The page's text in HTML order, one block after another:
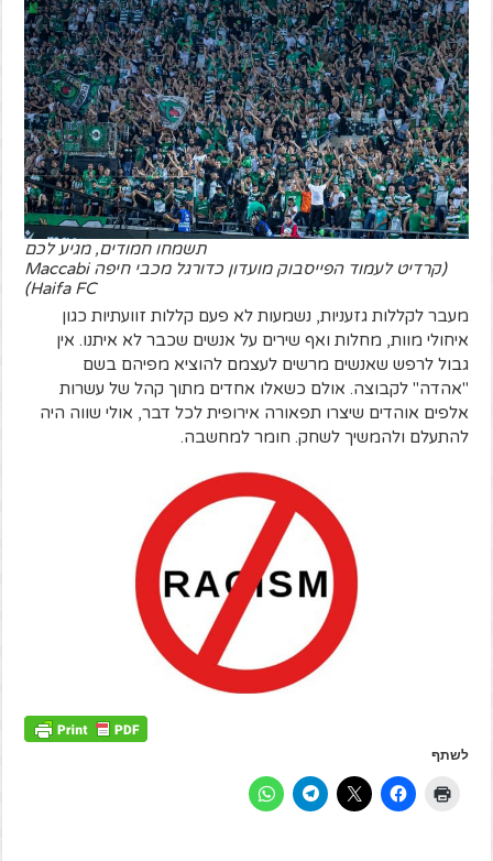
תשמחו חמודים, מגיע לכם
(קרדיט לעמוד הפייסבוק מועדון כדורגל מכבי חיפה Maccabi
Haifa FC)
מעבר לקללות גזעניות, נשמעות לא פעם קללות זוועתיות כגון
איחולי מוות, מחלות ואף שירים על אנשים שכבר לא איתנו. אין
גבול לרפש שאנשים מרשים לעצמם להוציא מפיהם בשם
"אהדה" לקבוצה. אולם כשאלו אחדים מתוך קהל של עשרות
אלפים אוהדים שיצרו תפאורה אירופית לכל דבר, אולי שווה היה
להתעלם ולהמשיך לשחק. חומר למחשבה.
לשתף